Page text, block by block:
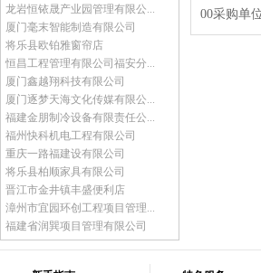
龙岩恒铱晟产业园管理有限公...
厦门毫末智能制造有限公司
将乐县欧铂雅窗帘店
恒昌工程管理有限公司福安分...
厦门鑫越翔科技有限公司
厦门逐梦天海文化传媒有限公...
福建金朋制冷设备有限责任公...
福州快科机电工程有限公司
重庆一路福建设有限公司
将乐县柏顺家具有限公司
晋江市金井镇丰盛便利店
漳州市宜园环创工程项目管理...
福建省润巽项目管理有限公司
00采购单